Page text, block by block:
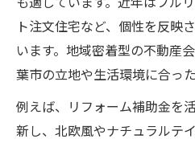
ト注文住宅など、個性を反映
います。地域密着型の不動産
葉市の立地や生活環境に合っ
例えば、リフォーム補助金を
新し、北欧風やナチュラルテ